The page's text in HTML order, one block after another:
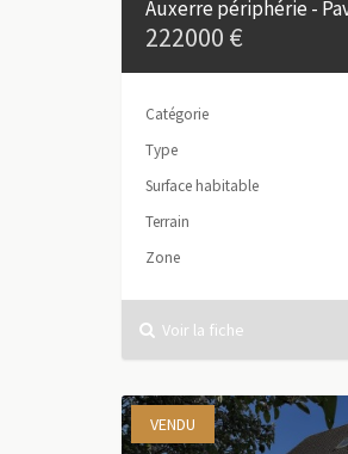
222000 €
Catégorie
Type
Surface habitable
Terrain
Zone
Voir la fiche
VENDU